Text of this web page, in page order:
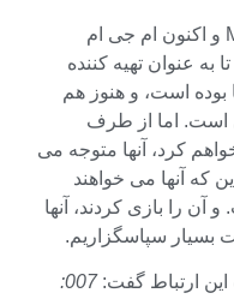
“یکی از شرکای همیشگی ما در MGM و اکنون ام جی ام
به عنوان تهیه کننده
بوده است، و هنوز هم
است. اما از طرف
کرد، آنها متوجه می
که آنها می خواهند
را بازی کردند، آنها
بسیار سپاسگزاریم.
این ارتباط گفت:
007: